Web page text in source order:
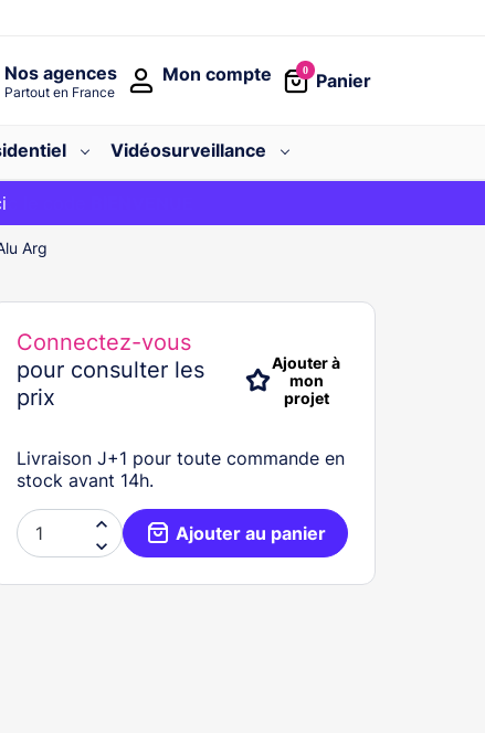
Nos agences
Partout en France
0
Panier
Mon compte
Vidéosurveillance
le code
Arg
Connectez-vous
pour consulter les
prix
Ajouter à
mon
projet
Livraison J+1 pour toute commande en
stock avant 14h.

 Ajouter au panier